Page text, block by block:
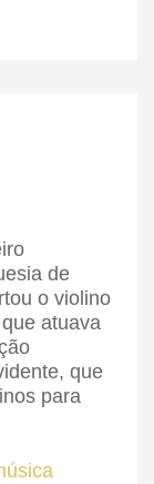
de
o violino
atuava
que
para